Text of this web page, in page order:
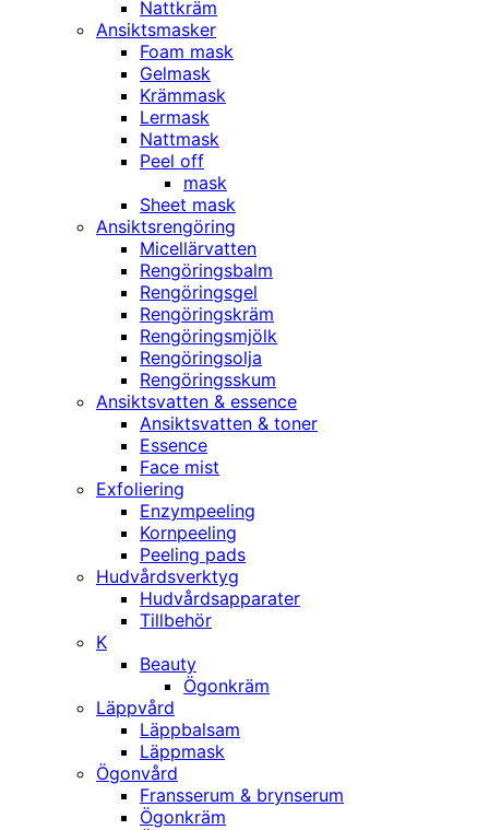
Nattkräm
Ansiktsmasker
Foam mask
Gelmask
Krämmask
Lermask
Nattmask
Peel off
mask
Sheet mask
Ansiktsrengöring
Micellärvatten
Rengöringsbalm
Rengöringsgel
Rengöringskräm
Rengöringsmjölk
Rengöringsolja
Rengöringsskum
Ansiktsvatten & essence
Ansiktsvatten & toner
Essence
Face mist
Exfoliering
Enzympeeling
Kornpeeling
Peeling pads
Hudvårdsverktyg
Hudvårdsapparater
Tillbehör
K
Beauty
Ögonkräm
Läppvård
Läppbalsam
Läppmask
Ögonvård
Fransserum & brynserum
Ögonkräm